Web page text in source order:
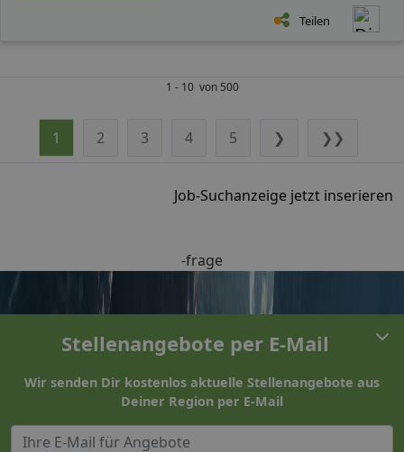
Teilen
1 - 10 von 500
1 2 3 4 5 ❯ ❯❯
Job-Suchanzeige jetzt inserieren
-frage
Stellenangebote per E-Mail
Wir senden Dir kostenlos aktuelle Stellenangebote aus
Deiner Region per E-Mail